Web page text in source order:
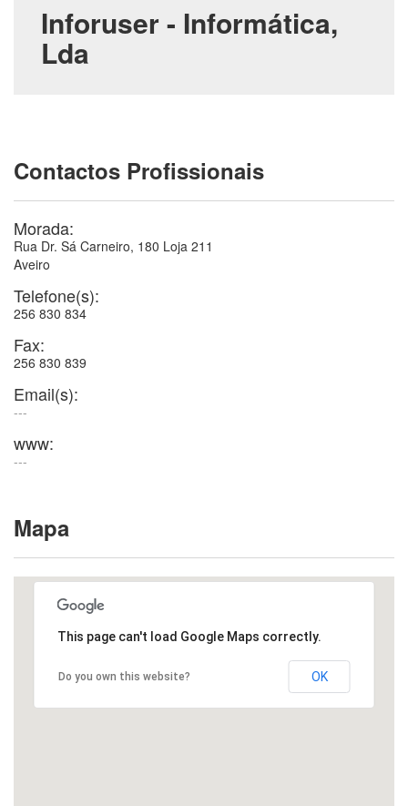
Inforuser - Informática,
Lda
Contactos Profissionais
Morada:
Rua Dr. Sá Carneiro, 180 Loja 211
Aveiro
Telefone(s):
256 830 834
Fax:
256 830 839
Email(s):
---
www:
---
Mapa
This page can't load Google Maps correctly.
Do you own this website? OK